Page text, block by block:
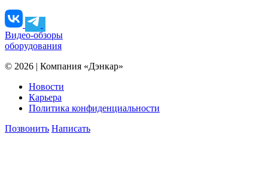
Видео-обзоры
оборудования
© 2026 | Компания «Дэнкар»
Новости
Карьера
Политика конфиденциальности
Позвонить Написать